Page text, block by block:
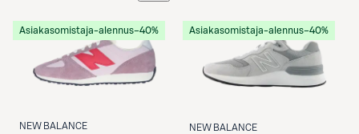
Asiakasomistaja-alennus−40%
NEW BALANCE
Asiakasomistaja-alennus−40%
NEW BALANCE